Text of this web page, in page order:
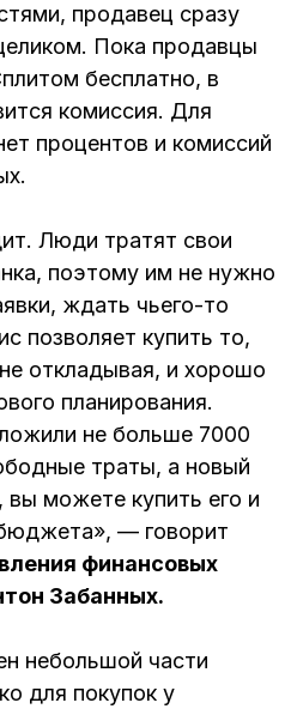
продавец сразу
Пока продавцы
бесплатно, в
комиссия. Для
процентов и комиссий
Люди тратят свои
поэтому им не нужно
ждать чьего-то
позволяет купить то,
откладывая, и хорошо
планирования.
не больше 7000
траты, а новый
вы можете купить его и
— говорит
финансовых
Забанных.
небольшой части
для покупок у